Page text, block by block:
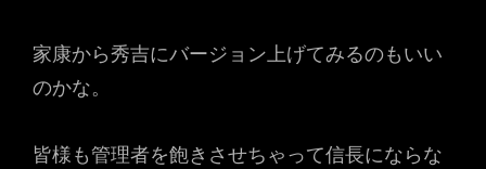
家康から秀吉にバージョン上げてみるのもいい
のかな。
皆様も管理者を飽きさせちゃって信長にならな